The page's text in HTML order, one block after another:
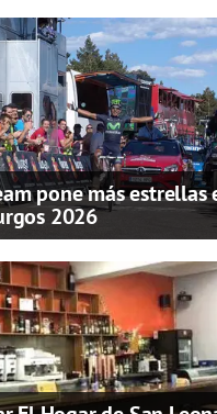
pone más estrellas
2026